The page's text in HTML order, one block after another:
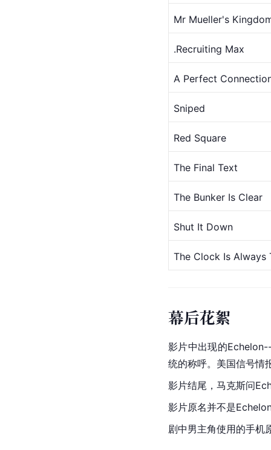
Mr Mueller's
.Recruiting Max
A Perfect
Sniped
Red Square
The Final Text
The Bunker Is Clear
Shut It Down
The Clock Is Always
幕后花絮
影片中出现的
统的称呼。美国信号情
影片结尾，马克斯问
影片原名并不是
剧中男主角使用的手机